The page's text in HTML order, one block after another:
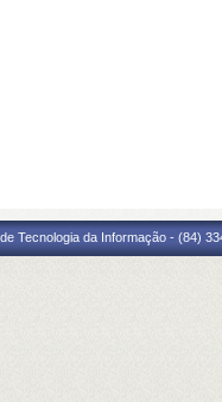
Tecnologia da Informação - (84)